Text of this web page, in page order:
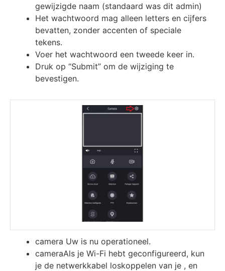
gewijzigde naam (standaard was dit admin)
Het wachtwoord mag alleen letters en cijfers
bevatten, zonder accenten of speciale
tekens.
Voer het wachtwoord een tweede keer in.
Druk op “Submit” om de wijziging te
bevestigen.
camera Uw is nu operationeel.
cameraAls je Wi-Fi hebt geconfigureerd, kun
je de netwerkkabel loskoppelen van je , en